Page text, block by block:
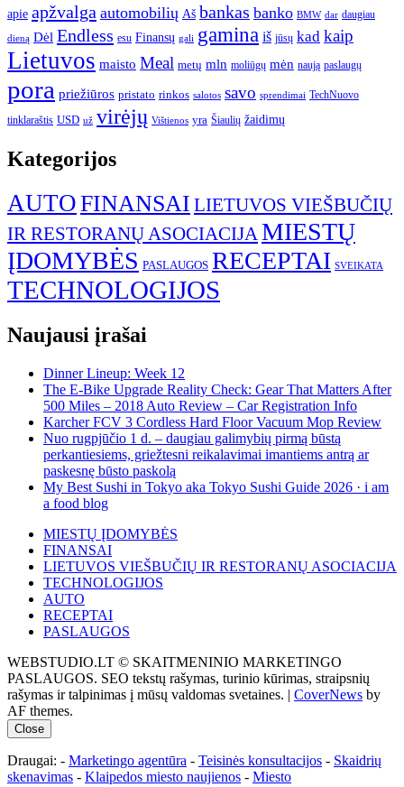
apie apžvalga automobilių Aš bankas banko BMW dar daugiau
dieną Dėl Endless esu Finansų gali gamina iš jūsų kad kaip
Lietuvos maisto Meal metų mln moliūgų mėn naują paslaugų
pora priežiūros pristato rinkos salotos savo sprendimai TechNuovo
tinklaraštis USD už virėjų Vištienos yra Šiaulių žaidimų
Kategorijos
AUTOFINANSAI LIETUVOS VIEŠBUČIŲ
IR RESTORANŲ ASOCIACIJA MIESTŲ
ĮDOMYBĖS PASLAUGOS RECEPTAI SVEIKATA
TECHNOLOGIJOS
Naujausi įrašai
Dinner Lineup: Week 12
The E-Bike Upgrade Reality Check: Gear That Matters After
500 Miles – 2018 Auto Review – Car Registration Info
Karcher FCV 3 Cordless Hard Floor Vacuum Mop Review
Nuo rugpjūčio 1 d. – daugiau galimybių pirmą būstą
perkantiesiems, griežtesni reikalavimai imantiems antrą ar
paskesnę būsto paskolą
My Best Sushi in Tokyo aka Tokyo Sushi Guide 2026 · i am
a food blog
MIESTŲ ĮDOMYBĖS
FINANSAI
LIETUVOS VIEŠBUČIŲ IR RESTORANŲ ASOCIACIJA
TECHNOLOGIJOS
AUTO
RECEPTAI
PASLAUGOS
WEBSTUDIO.LT © SKAITMENINIO MARKETINGO
PASLAUGOS. SEO tekstų rašymas, turinio kūrimas, straipsnių
rašymas ir talpinimas į mūsų valdomas svetaines. | CoverNews by
AF themes.
Close
Draugai: - Marketingo agentūra - Teisinės konsultacijos - Skaidrių
skenavimas - Klaipedos miesto naujienos - Miesto